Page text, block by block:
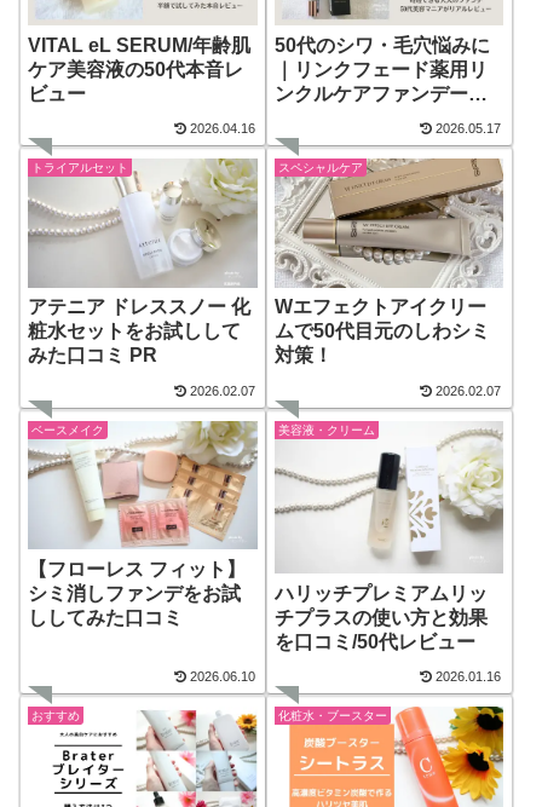
VITAL eL SERUM/年齢肌
ケア美容液の50代本音レ
ビュー
2026.04.16
50代のシワ・毛穴悩みに
｜リンクフェード薬用リ
ンクルケアファンデーシ
ョン口コミレビュー
2026.05.17
トライアルセット
アテニア ドレススノー 化
粧水セットをお試しして
みた口コミ PR
2026.02.07
スペシャルケア
Wエフェクトアイクリー
ムで50代目元のしわシミ
対策！
2026.02.07
ベースメイク
【フローレス フィット】
シミ消しファンデをお試
ししてみた口コミ
2026.06.10
美容液・クリーム
ハリッチプレミアムリッ
チプラスの使い方と効果
を口コミ/50代レビュー
2026.01.16
おすすめ 化粧水・ブースター